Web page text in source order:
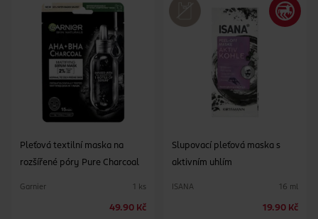
Pleťová textilní maska na
rozšířené póry Pure Charcoal
Garnier 1 ks
49.90 Kč
Slupovací pleťová maska s
aktivním uhlím
ISANA 16 ml
19.90 Kč